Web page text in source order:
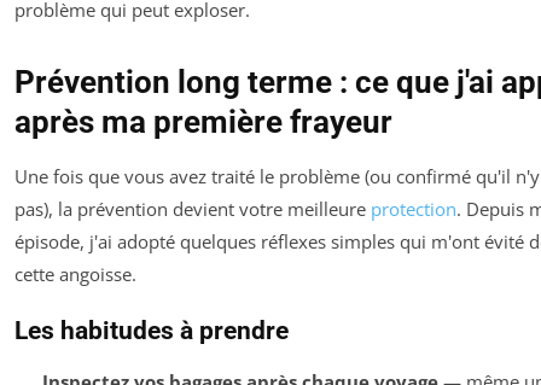
problème qui peut exploser.
Prévention long terme : ce que j'ai
après ma première frayeur
Une fois que vous avez traité le problème (ou confirmé qu'il
pas), la prévention devient votre meilleure protection. Depuis
épisode, j'ai adopté quelques réflexes simples qui m'ont évité
cette angoisse.
Les habitudes à prendre